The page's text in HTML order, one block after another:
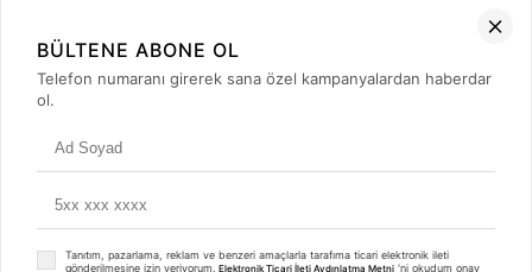
+90 (850) 473 08 08
BÜLTENE ABONE OL
Telefon numaranı girerek sana özel kampanyalardan haberdar
ol.
Tanıtım, pazarlama, reklam ve benzeri amaçlarla tarafıma ticari elektronik ileti
gönderilmesine izin veriyorum. Elektronik Ticari İleti Aydınlatma Metni 'ni okudum onay